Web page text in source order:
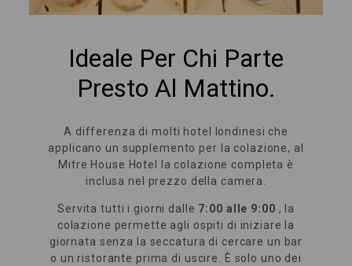
Ideale Per Chi Parte
Presto Al Mattino.
A differenza di molti hotel londinesi che
applicano un supplemento per la colazione, al
Mitre House Hotel la colazione completa è
inclusa nel prezzo della camera.
Servita tutti i giorni dalle 7:00 alle 9:00 , la
colazione permette agli ospiti di iniziare la
giornata senza la seccatura di cercare un bar
o un ristorante prima di uscire. È solo uno dei